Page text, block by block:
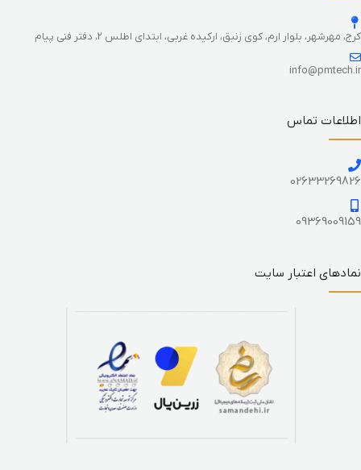
کرج، مهرشهر، بلوار ارم، کوی زنبق، ارکیده غربی، ابتدای اطلس 2، دفتر فنی پیام
info@pmtech.ir
اطلاعات تماس
02633269826
09369009159
نمادهای اعتبار سایت